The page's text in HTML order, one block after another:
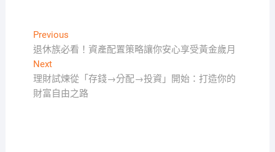
文
章
導
覽
PreviousPrevious
post:
退休族必看！資產配置策略讓你安心享受黃金歲月
NextNext
post:
理財試煉從「存錢→分配→投資」開始：打造你的
財富自由之路